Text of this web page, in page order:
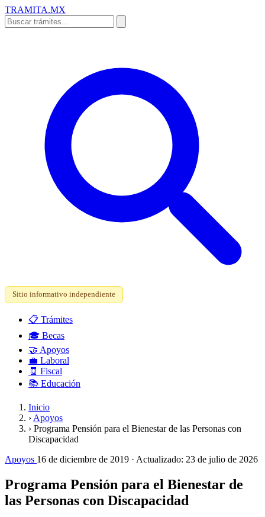
TRAMITA.MX
Sitio informativo independiente
📋 Trámites
🎓 Becas
🤝 Apoyos
💼 Laboral
🧾 Fiscal
📚 Educación
Inicio
› Apoyos
› Programa Pensión para el Bienestar de las Personas con
Discapacidad
Apoyos 16 de diciembre de 2019 · Actualizado: 23 de julio de 2026
Programa Pensión para el Bienestar de
las Personas con Discapacidad